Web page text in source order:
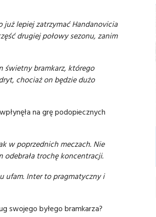
lepiej zatrzymać Handanovicia
drugiej połowy sezonu, zanim
świetny bramkarz, którego
chociaż on będzie dużo
na grę podopiecznych
w poprzednich meczach. Nie
trochę koncentracji.
ufam. Inter to pragmatyczny i
swojego byłego bramkarza?